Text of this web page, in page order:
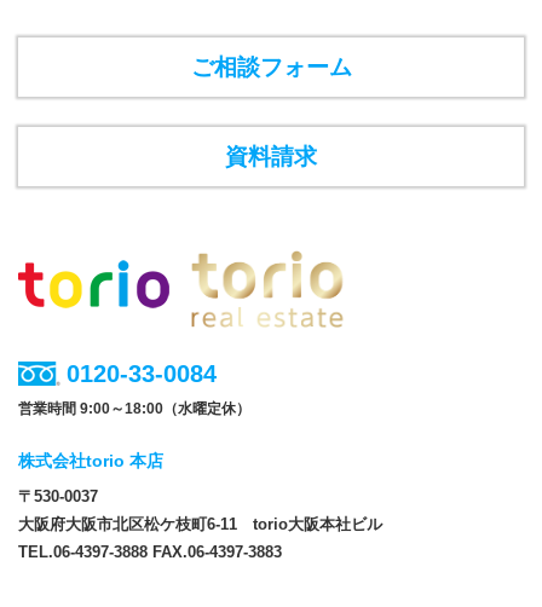
ご相談フォーム
資料請求
0120-33-0084
営業時間 9:00～18:00（水曜定休）
株式会社torio 本店
〒530-0037
大阪府大阪市北区松ケ枝町6-11 torio大阪本社ビル
TEL.06-4397-3888 FAX.06-4397-3883